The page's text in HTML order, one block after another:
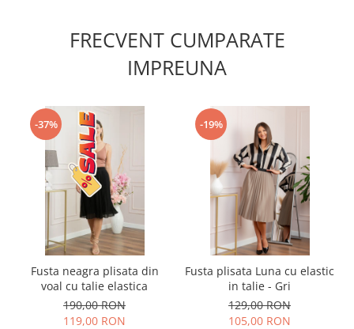
FRECVENT CUMPARATE
IMPREUNA
-37%
Fusta neagra plisata din
voal cu talie elastica
190,00 RON
119,00 RON
-19%
Fusta plisata Luna cu elastic
in talie - Gri
129,00 RON
105,00 RON